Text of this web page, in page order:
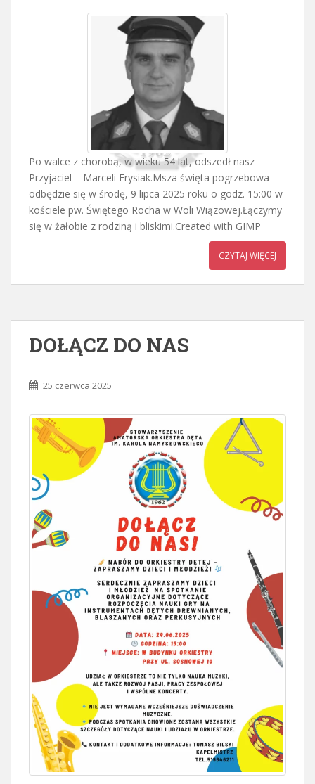
Po walce z chorobą, w wieku 54 lat, odszedł nasz
Przyjaciel – Marceli Frysiak.Msza święta pogrzebowa
odbędzie się w środę, 9 lipca 2025 roku o godz. 15:00 w
kościele pw. Świętego Rocha w Woli Wiązowej.Łączymy
się w żałobie z rodziną i bliskimi.Created with GIMP
CZYTAJ WIĘCEJ
DOŁĄCZ DO NAS
25 czerwca 2025